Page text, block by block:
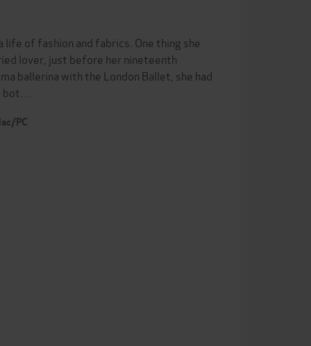
of fashion and fabrics. One thing she
lover, just before her nineteenth
ballerina with the London Ballet, she had
PC